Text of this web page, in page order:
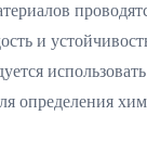
и
определения